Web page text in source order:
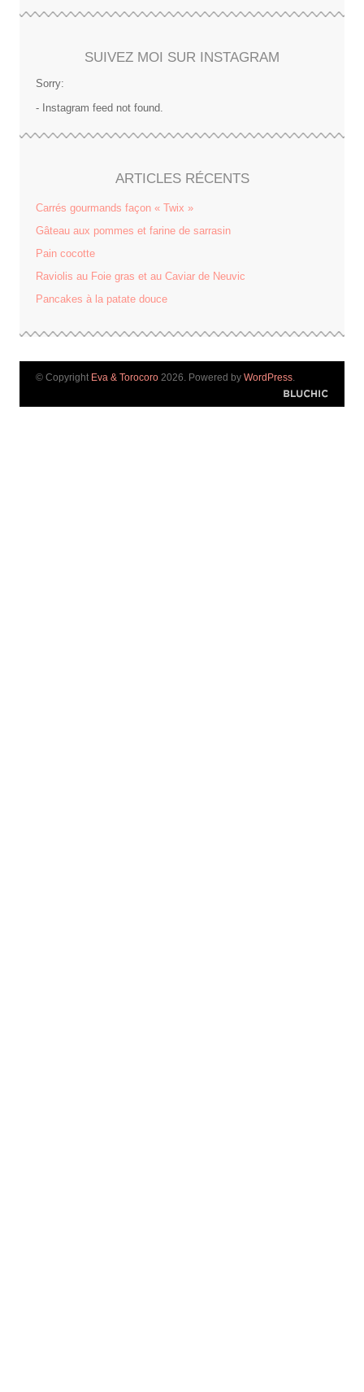
SUIVEZ MOI SUR INSTAGRAM
Sorry:
- Instagram feed not found.
ARTICLES RÉCENTS
Carrés gourmands façon « Twix »
Gâteau aux pommes et farine de sarrasin
Pain cocotte
Raviolis au Foie gras et au Caviar de Neuvic
Pancakes à la patate douce
© Copyright Eva & Torocoro 2026. Powered by WordPress